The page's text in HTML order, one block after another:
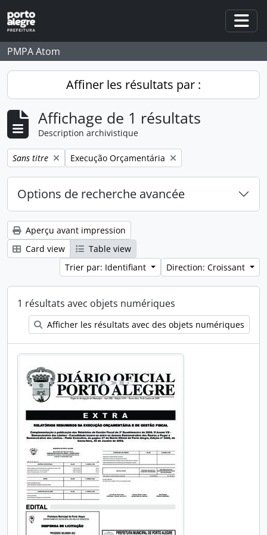
Skip to main content
PMPA Atom
Affiner les résultats par :
Affichage de 1 résultats
Description archivistique
Remove filter:
Sans titre Remove filter:
Execução Orçamentária
Options de recherche avancée
Aperçu avant impression
Card view
Table view
Trier par: Identifiant
Direction: Croissant
1 résultats avec objets numériques
Afficher les résultats avec des objets numériques